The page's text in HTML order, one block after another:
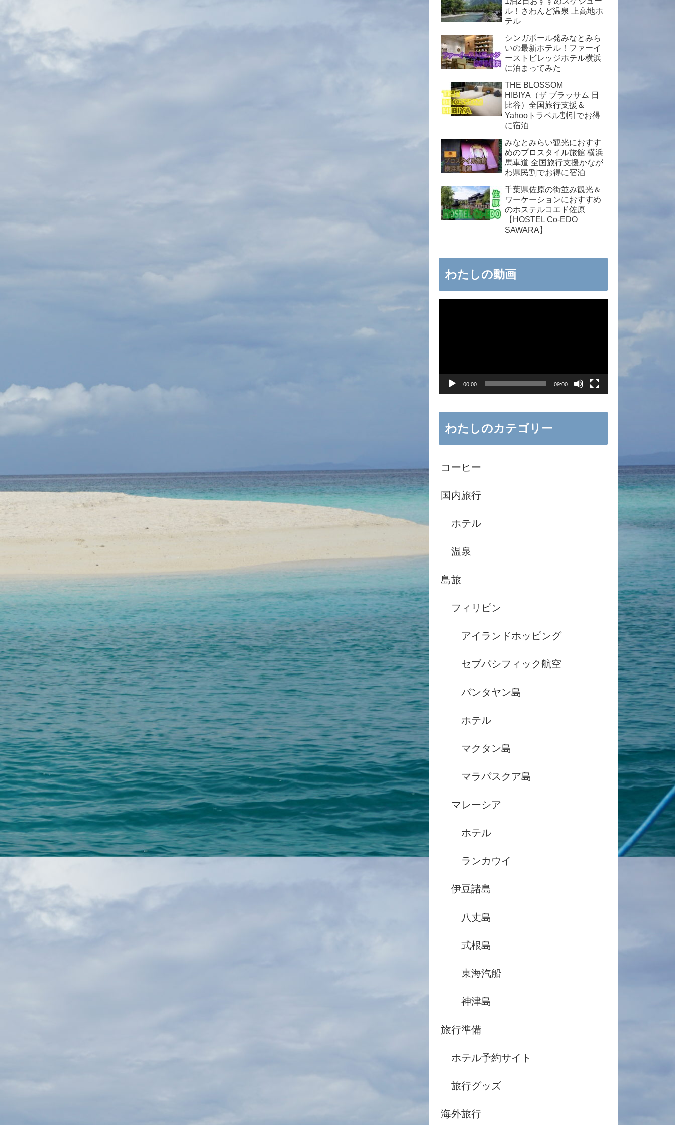
ル！さわんど温泉 上高地ホ
テル
シンガポール発みなとみら
いの最新ホテル！ファーイ
ーストビレッジホテル横浜
に泊まってみた
THE BLOSSOM
HIBIYA（ザ ブラッサム 日
比谷）全国旅行支援＆
Yahooトラベル割引でお得
に宿泊
みなとみらい観光におすす
めのプロスタイル旅館 横浜
馬車道 全国旅行支援かなが
わ県民割でお得に宿泊
千葉県佐原の街並み観光＆
ワーケーションにおすすめ
のホステルコエド佐原
【HOSTEL Co-EDO
SAWARA】
わたしの動画
ー
00:00 09:00
わたしのカテゴリー
コーヒー
国内旅行
ホテル
温泉
島旅
フィリピン
アイランドホッピング
セブパシフィック航空
バンタヤン島
ホテル
マクタン島
マラパスクア島
マレーシア
ホテル
ランカウイ
伊豆諸島
八丈島
式根島
東海汽船
神津島
旅行準備
ホテル予約サイト
旅行グッズ
海外旅行